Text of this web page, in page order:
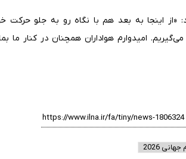
«از اینجا به بعد هم با نگاه رو به جلو حرکت
امیدوارم هواداران همچنان در کنار ما
2026